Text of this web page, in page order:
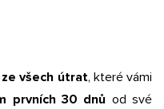
ze všech útrat, které vámi
prvních 30 dnů od své